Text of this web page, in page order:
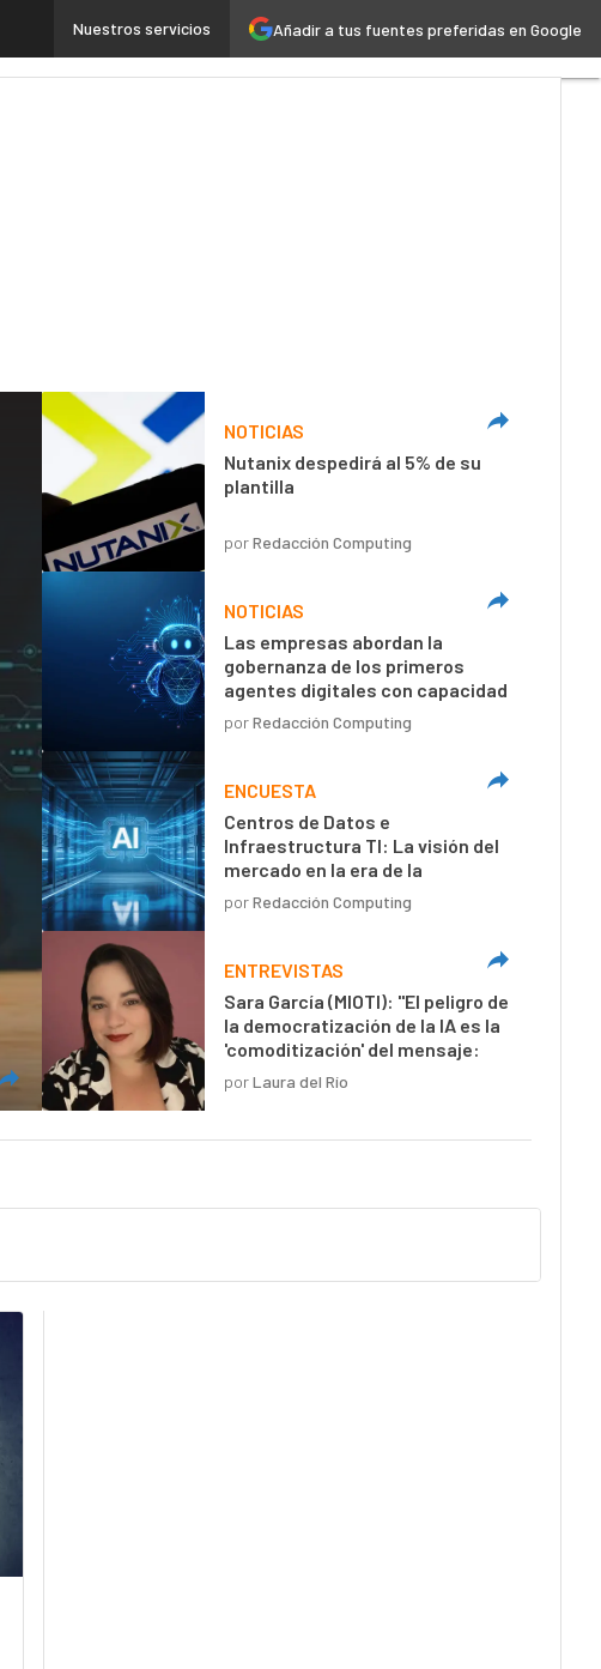
Añadir a tus fuentes preferidas en Google
Nuestros servicios
Industria 4.0SeguridadMovilidad
NOTICIAS
Nutanix despedirá al 5% de su
plantilla
porRedacción Computing
NOTICIAS
Las empresas abordan la
gobernanza de los primeros
agentes digitales con capacidad
de decisión autónoma
porRedacción Computing
ENCUESTA
Centros de Datos e
Infraestructura TI: La visión del
mercado en la era de la
inteligencia artificial
porRedacción Computing
ENTREVISTAS
Sara García (MIOTI): "El peligro de
la democratización de la IA es la
'comoditización' del mensaje:
textos técnicamente perfectos,
pero planos y predecibles"
porLaura del Río